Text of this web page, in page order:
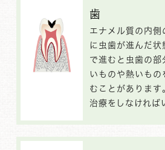
歯
エナメル質の内側
に虫歯が進んだ状
で進むと虫歯の部
いものや熱いもの
むことがあります
治療をしなければ